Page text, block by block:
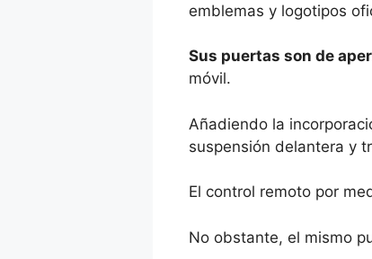
emblemas y logotipos
Sus puertas son de
móvil.
Añadiendo la
suspensión delantera y
El control remoto por
No obstante, el mismo